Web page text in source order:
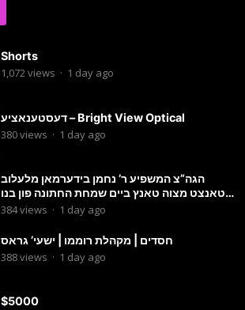
Shorts
1,072views · 1 day ago
דעסטענאציע – Bright View Optical
380views · 1 day ago
הגה”צ המשפיע ר’ נחמן בידערמאן מלעלוב
טאנצט מצוה טאנץ ביים שמחת החתונה פון בנו
החתן
384views · 1 day ago
חסדים | מקהלת רוממו | ישעי’ גראס
388views · 1 day ago
$5000